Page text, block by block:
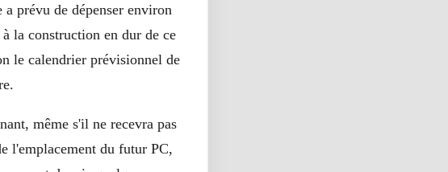
prévu de dépenser environ
la construction en dur de ce
le calendrier prévisionnel de
même s'il ne recevra pas
l'emplacement du futur PC,